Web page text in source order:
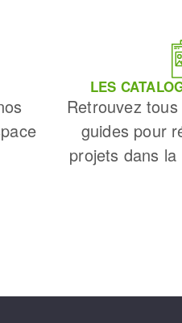
LES
Retrouvez
guides pour
projets dans